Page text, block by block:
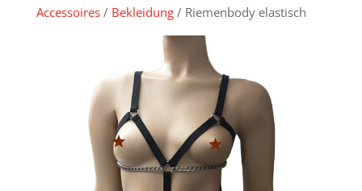
Accessoires/ Bekleidung/ Riemenbody elastisch